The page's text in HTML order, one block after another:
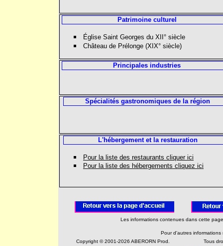
Patrimoine culturel
Église Saint Georges du XII° siècle
Château de Prélonge (XIX° siècle)
Principales industries
Spécialités gastronomiques de la région
L'hébergement et la restauration
Pour la liste des restaurants cliquer ici
Pour la liste des hébergements cliquez ici
Les informations contenues dans cette
Pour d'autres
Copyright © 2001-2026 ABERORN Prod.
Tous